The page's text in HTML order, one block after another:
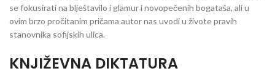
se fokusirati na blještavilo i glamur i novopečenih bogataša, ali u
ovim brzo pročitanim pričama autor nas uvodi u živote pravih
stanovnika sofijskih ulica.
KNJIŽEVNA DIKTATURA